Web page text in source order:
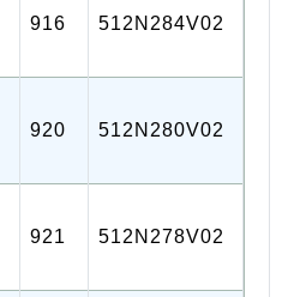
916 512N284V02
920 512N280V02
921 512N278V02